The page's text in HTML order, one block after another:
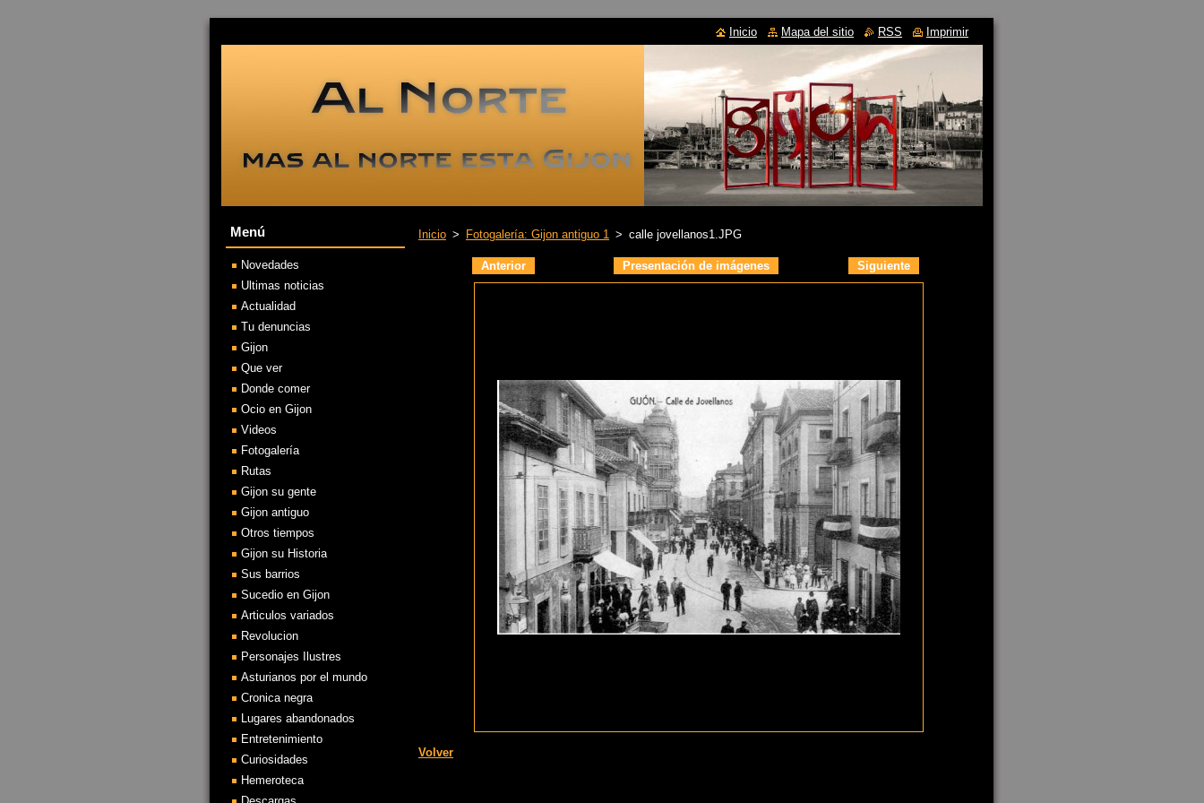
Inicio > Fotogalería: Gijon antiguo 1 > calle jovellanos1.JPG
Anterior Presentación de imágenes Siguiente
Volver
Menú
Novedades
Ultimas noticias
Actualidad
Tu denuncias
Gijon
Que ver
Donde comer
Ocio en Gijon
Videos
Fotogalería
Rutas
Gijon su gente
Gijon antiguo
Otros tiempos
Gijon su Historia
Sus barrios
Sucedio en Gijon
Articulos variados
Revolucion
Personajes Ilustres
Asturianos por el mundo
Cronica negra
Lugares abandonados
Entretenimiento
Curiosidades
Hemeroteca
Inicio Mapa del sitio RSS Imprimir